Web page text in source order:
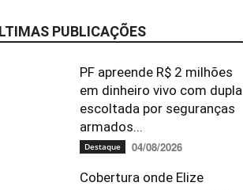
PUBLICAÇÕES
PF apreende R$ 2 milhões
em dinheiro vivo com dupla
escoltada por seguranças
armados...
Destaque 04/08/2026
Cobertura onde Elize